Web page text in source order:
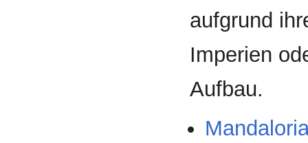
aufgrund
Imperien
Aufbau.